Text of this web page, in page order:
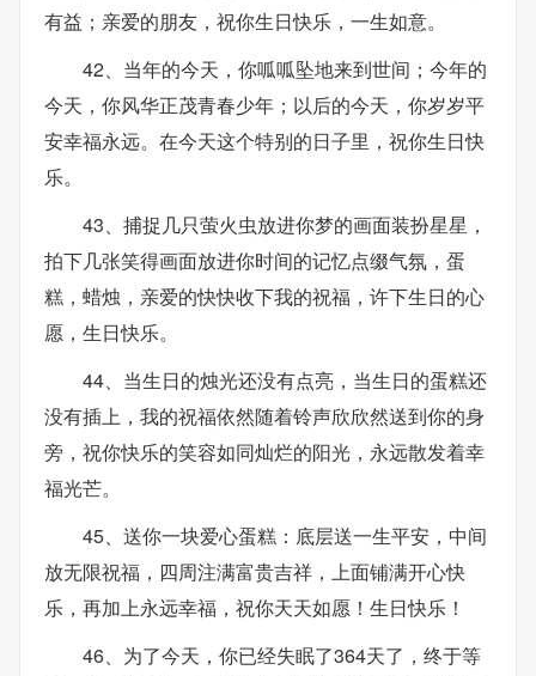
有益；亲爱的朋友，祝你生日快乐，一生如意。
42、当年的今天，你呱呱坠地来到世间；今年的
今天，你风华正茂青春少年；以后的今天，你岁岁平
安幸福永远。在今天这个特别的日子里，祝你生日快
乐。
43、捕捉几只萤火虫放进你梦的画面装扮星星，
拍下几张笑得画面放进你时间的记忆点缀气氛，蛋
糕，蜡烛，亲爱的快快收下我的祝福，许下生日的心
愿，生日快乐。
44、当生日的烛光还没有点亮，当生日的蛋糕还
没有插上，我的祝福依然随着铃声欣欣然送到你的身
旁，祝你快乐的笑容如同灿烂的阳光，永远散发着幸
福光芒。
45、送你一块爱心蛋糕：底层送一生平安，中间
放无限祝福，四周注满富贵吉祥，上面铺满开心快
乐，再加上永远幸福，祝你天天如愿！生日快乐！
46、为了今天，你已经失眠了364天了，终于等